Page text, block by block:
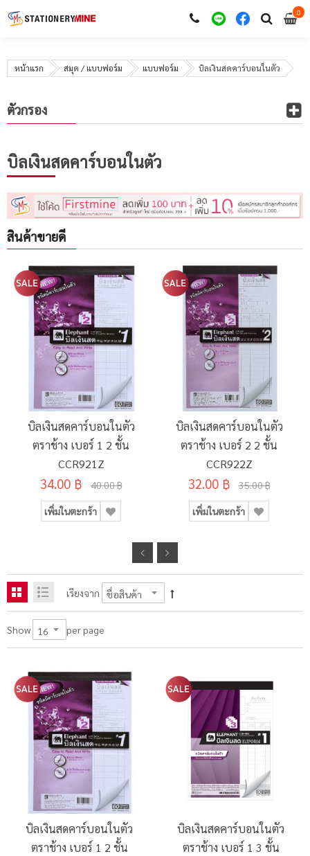
00
หน้าแรก สมุด / แบบฟอร์ม แบบฟอร์ม บิลเงินสดคาร์บอนในตัว
บิลเงินสดคาร์บอนในตัว
สินค้าขายดี
บิลเงินสดคาร์บอนในตัว
ตราช้าง เบอร์ 1 2 ชั้น
CCR921Z
34.00 ฿ 40.00 ฿
เพิ่มในตะกร้า
บิลเงินสดคาร์บอนในตัว
ตราช้าง เบอร์ 2 2 ชั้น
CCR922Z
32.00 ฿ 35.00 ฿
เพิ่มในตะกร้า
เรียงจาก
Show per page
บิลเงินสดคาร์บอนในตัว
ตราช้าง เบอร์ 1 2 ชั้น
บิลเงินสดคาร์บอนในตัว
ตราช้าง เบอร์ 1 3 ชั้น
ตัวกรอง